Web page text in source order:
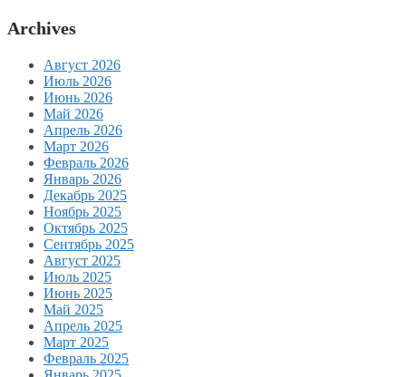
Archives
Август 2026
Июль 2026
Июнь 2026
Май 2026
Апрель 2026
Март 2026
Февраль 2026
Январь 2026
Декабрь 2025
Ноябрь 2025
Октябрь 2025
Сентябрь 2025
Август 2025
Июль 2025
Июнь 2025
Май 2025
Апрель 2025
Март 2025
Февраль 2025